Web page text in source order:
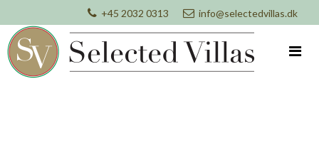
+45 2032 0313 info@selectedvillas.dk